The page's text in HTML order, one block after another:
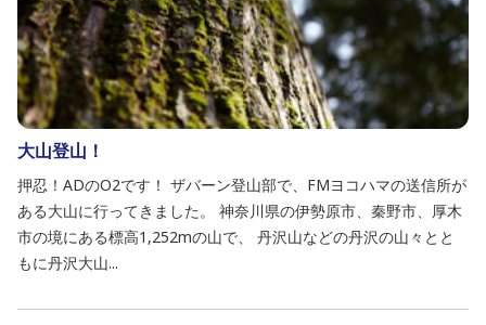
大山登山！
押忍！ADのO2です！ ザバーン登山部で、FMヨコハマの送信所が
ある大山に行ってきました。 神奈川県の伊勢原市、秦野市、厚木
市の境にある標高1,252mの山で、 丹沢山などの丹沢の山々とと
もに丹沢大山...